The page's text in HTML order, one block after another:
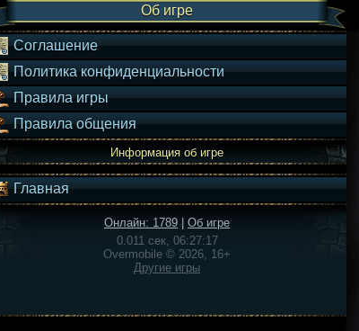
Об игре
Соглашение
Политика конфиденциальности
Правила игры
Правила общения
Информация об игре
Главная
Онлайн: 1789
Об игре
0.011 сек, 06:27:17
Overmobile © 2026, 16+
Другие игры